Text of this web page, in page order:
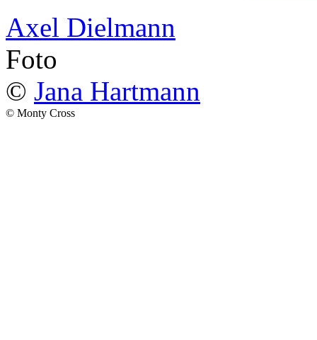
Axel Dielmann
Foto
© Jana Hartmann
© Monty Cross